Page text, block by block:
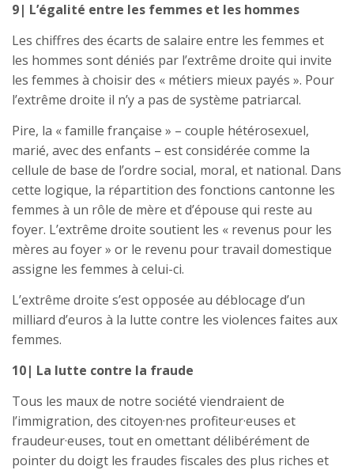
9| L’égalité entre les femmes et les hommes
Les chiffres des écarts de salaire entre les femmes et
les hommes sont déniés par l’extrême droite qui invite
les femmes à choisir des « métiers mieux payés ». Pour
l’extrême droite il n’y a pas de système patriarcal.
Pire, la « famille française » – couple hétérosexuel,
marié, avec des enfants – est considérée comme la
cellule de base de l’ordre social, moral, et national. Dans
cette logique, la répartition des fonctions cantonne les
femmes à un rôle de mère et d’épouse qui reste au
foyer. L’extrême droite soutient les « revenus pour les
mères au foyer » or le revenu pour travail domestique
assigne les femmes à celui-ci.
L’extrême droite s’est opposée au déblocage d’un
milliard d’euros à la lutte contre les violences faites aux
femmes.
10| La lutte contre la fraude
Tous les maux de notre société viendraient de
l’immigration, des citoyen·nes profiteur·euses et
fraudeur·euses, tout en omettant délibérément de
pointer du doigt les fraudes fiscales des plus riches et